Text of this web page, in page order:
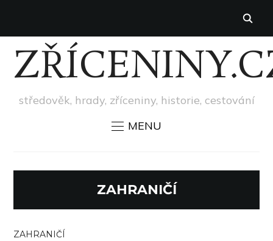
středověk, hrady, zříceniny, historie, cestování
MENU
ZAHRANIČÍ
ZAHRANIČÍ